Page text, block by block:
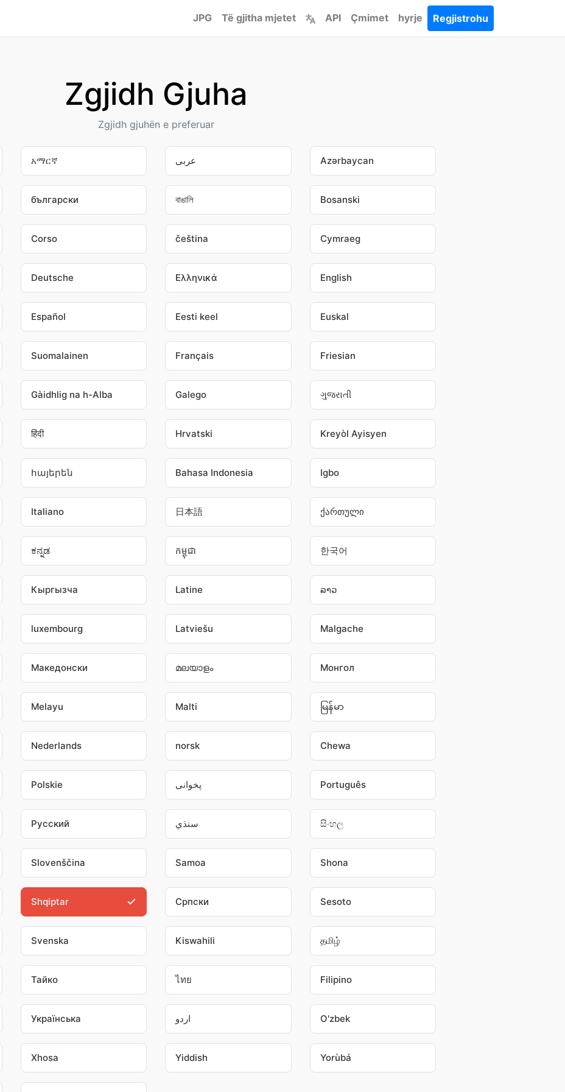
JPG Të gjitha mjetet API Çmimet hyrje Regjistrohu
Zgjidh Gjuha
Zgjidh gjuhën e preferuar
አማርኛ عربى Azərbaycan
български বাঙালি Bosanski
Corso čeština Cymraeg
Deutsche Ελληνικά English
Español Eesti keel Euskal
Suomalainen Français Friesian
Gàidhlig na h-Alba Galego ગુજરાતી
हिंदी Hrvatski Kreyòl Ayisyen
հայերեն Bahasa Indonesia Igbo
Italiano 日本語 ქართული
ಕನ್ನಡ កម្ពុជា 한국어
Кыргызча Latine ລາວ
luxembourg Latviešu Malgache
Македонски മലയാളം Монгол
Melayu Malti မြန်မာ
Nederlands norsk Chewa
Polskie پخوانی Português
Pусский سنڌي සිංහල
Slovenščina Samoa Shona
Shqiptar Српски Sesoto
Svenska Kiswahili தமிழ்
Тайко ไทย Filipino
Українська اردو O'zbek
Xhosa Yiddish Yorùbá